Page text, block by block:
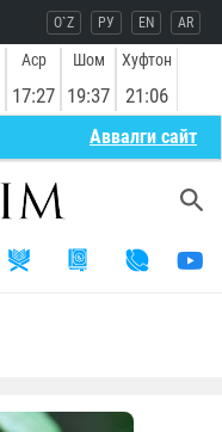
O`Z РУ EN AR
Аср
17:27
Шом
19:37
Хуфтон
21:06
Aввалги сайт